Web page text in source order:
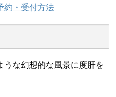
約・受付方法
うな幻想的な風景に度肝を